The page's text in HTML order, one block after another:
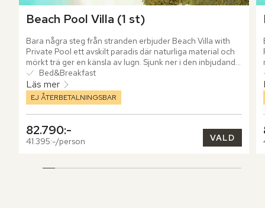
Beach Pool Villa (1 st)
Bara några steg från stranden erbjuder Beach Villa with
Private Pool ett avskilt paradis där naturliga material och
mörkt trä ger en känsla av lugn. Sjunk ner i den inbjudande
plunge poolen eller svalka dig i Indiska oceanens mjuka
omfamning.
Bed&Breakfast
Läs mer
EJ ÅTERBETALNINGSBAR
82.790:-
41.395:-/person VALD